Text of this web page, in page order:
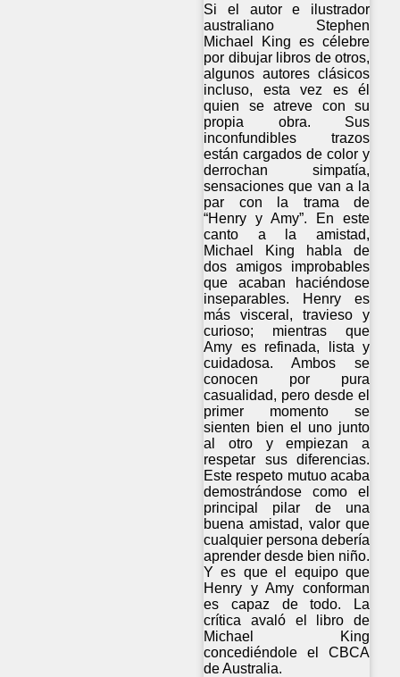
Si el autor e ilustrador
australiano Stephen
Michael King es célebre
por dibujar libros de otros,
algunos autores clásicos
incluso, esta vez es él
quien se atreve con su
propia obra. Sus
inconfundibles trazos
están cargados de color y
derrochan simpatía,
sensaciones que van a la
par con la trama de
“Henry y Amy”. En este
canto a la amistad,
Michael King habla de
dos amigos improbables
que acaban haciéndose
inseparables. Henry es
más visceral, travieso y
curioso; mientras que
Amy es refinada, lista y
cuidadosa. Ambos se
conocen por pura
casualidad, pero desde el
primer momento se
sienten bien el uno junto
al otro y empiezan a
respetar sus diferencias.
Este respeto mutuo acaba
demostrándose como el
principal pilar de una
buena amistad, valor que
cualquier persona debería
aprender desde bien niño.
Y es que el equipo que
Henry y Amy conforman
es capaz de todo. La
crítica avaló el libro de
Michael King
concediéndole el CBCA
de Australia.